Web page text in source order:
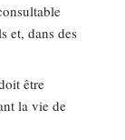
et, dans des
être
la vie de